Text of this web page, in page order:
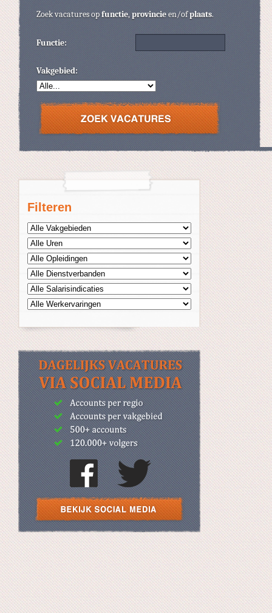
Filteren
Zoek vacatures opfunctie,provincieen/ofplaats.
Functie:
Vakgebied: